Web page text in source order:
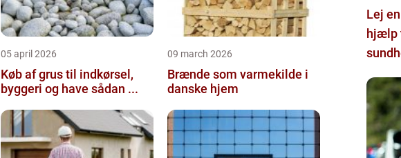
05 april 2026
Køb af grus til indkørsel,
byggeri og have sådan ...
09 march 2026
Brænde som varmekilde i
danske hjem
Lej
hjælp